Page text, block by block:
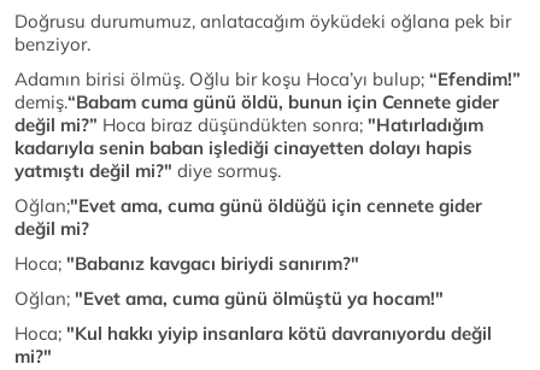
Doğrusu durumumuz, anlatacağım öyküdeki oğlana pek bir
benziyor.
Adamın birisi ölmüş. Oğlu bir koşu Hoca’yı bulup; “Efendim!”
demiş.“Babam cuma günü öldü, bunun için Cennete gider
değil mi?” Hoca biraz düşündükten sonra; "Hatırladığım
kadarıyla senin baban işlediği cinayetten dolayı hapis
yatmıştı değil mi?" diye sormuş.
Oğlan;"Evet ama, cuma günü öldüğü için cennete gider
değil mi?
Hoca; "Babanız kavgacı biriydi sanırım?"
Oğlan; "Evet ama, cuma günü ölmüştü ya hocam!"
Hoca; "Kul hakkı yiyip insanlara kötü davranıyordu değil
mi?"